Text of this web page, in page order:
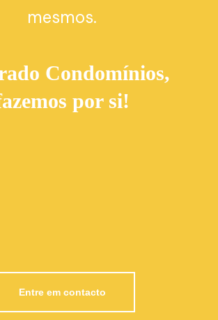
mesmos.
Condomínios,
por si!
Entre em contacto